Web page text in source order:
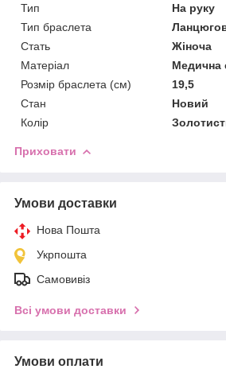
Тип
На руку
Тип браслета
Стать
Жіноча
Матеріал
Медична
Розмір браслета (см)
19,5
Стан
Новий
Колір
Приховати
Умови доставки
Нова Пошта
Укрпошта
Самовивіз
Всі умови доставки
Умови оплати